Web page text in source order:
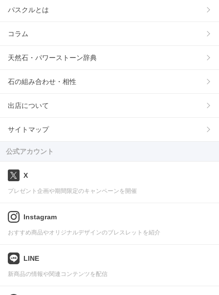
パスクルとは
コラム
天然石・パワーストーン辞典
石の組み合わせ・相性
出店について
サイトマップ
公式アカウント
X
プレゼント企画や期間限定のキャンペーンを開催
Instagram
おすすめ商品やオリジナルデザインのブレスレットを紹介
LINE
新商品の情報や関連コンテンツを配信